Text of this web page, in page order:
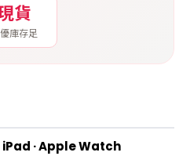
貨
庫存足
iPad · Apple Watch